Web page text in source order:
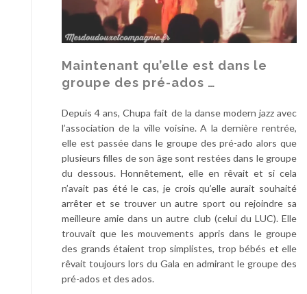
Maintenant qu’elle est dans le
groupe des pré-ados …
Depuis 4 ans, Chupa fait de la danse modern jazz avec
l’association de la ville voisine. A la dernière rentrée,
elle est passée dans le groupe des pré-ado alors que
plusieurs filles de son âge sont restées dans le groupe
du dessous. Honnêtement, elle en rêvait et si cela
n’avait pas été le cas, je crois qu’elle aurait souhaité
arrêter et se trouver un autre sport ou rejoindre sa
meilleure amie dans un autre club (celui du LUC). Elle
trouvait que les mouvements appris dans le groupe
des grands étaient trop simplistes, trop bébés et elle
rêvait toujours lors du Gala en admirant le groupe des
pré-ados et des ados.